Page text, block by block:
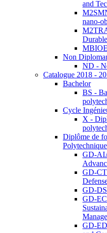
and
nano-
Non
ND -
Catalogue 2018 -
Bachelor
BS -
Cycle
X -
Diplôme de
GD-
GD-
GD-
GD-
GD-